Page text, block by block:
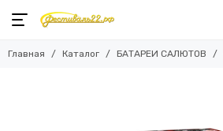
Главная Каталог БАТАРЕИ САЛЮТОВ